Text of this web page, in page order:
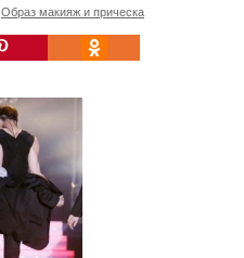
Образ макияж и прическа